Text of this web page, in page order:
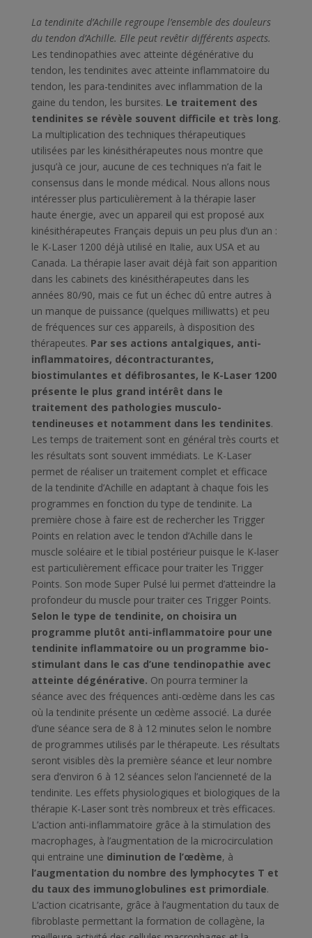
La tendinite d’Achille regroupe l’ensemble des douleurs
du tendon d’Achille. Elle peut revêtir différents aspects.
Les tendinopathies avec atteinte dégénérative du
tendon, les tendinites avec atteinte inflammatoire du
tendon, les para-tendinites avec inflammation de la
gaine du tendon, les bursites. Le traitement des
tendinites se révèle souvent difficile et très long.
La multiplication des techniques thérapeutiques
utilisées par les kinésithérapeutes nous montre que
jusqu’à ce jour, aucune de ces techniques n’a fait le
consensus dans le monde médical. Nous allons nous
intéresser plus particulièrement à la thérapie laser
haute énergie, avec un appareil qui est proposé aux
kinésithérapeutes Français depuis un peu plus d’un an :
le K-Laser 1200 déjà utilisé en Italie, aux USA et au
Canada. La thérapie laser avait déjà fait son apparition
dans les cabinets des kinésithérapeutes dans les
années 80/90, mais ce fut un échec dû entre autres à
un manque de puissance (quelques milliwatts) et peu
de fréquences sur ces appareils, à disposition des
thérapeutes. Par ses actions antalgiques, anti-
inflammatoires, décontracturantes,
biostimulantes et défibrosantes, le K-Laser 1200
présente le plus grand intérêt dans le
traitement des pathologies musculo-
tendineuses et notamment dans les tendinites.
Les temps de traitement sont en général très courts et
les résultats sont souvent immédiats. Le K-Laser
permet de réaliser un traitement complet et efficace
de la tendinite d’Achille en adaptant à chaque fois les
programmes en fonction du type de tendinite. La
première chose à faire est de rechercher les Trigger
Points en relation avec le tendon d’Achille dans le
muscle soléaire et le tibial postérieur puisque le K-laser
est particulièrement efficace pour traiter les Trigger
Points. Son mode Super Pulsé lui permet d’atteindre la
profondeur du muscle pour traiter ces Trigger Points.
Selon le type de tendinite, on choisira un
programme plutôt anti-inflammatoire pour une
tendinite inflammatoire ou un programme bio-
stimulant dans le cas d’une tendinopathie avec
atteinte dégénérative. On pourra terminer la
séance avec des fréquences anti-œdème dans les cas
où la tendinite présente un œdème associé. La durée
d’une séance sera de 8 à 12 minutes selon le nombre
de programmes utilisés par le thérapeute. Les résultats
seront visibles dès la première séance et leur nombre
sera d’environ 6 à 12 séances selon l’ancienneté de la
tendinite. Les effets physiologiques et biologiques de la
thérapie K-Laser sont très nombreux et très efficaces.
L’action anti-inflammatoire grâce à la stimulation des
macrophages, à l’augmentation de la microcirculation
qui entraine une diminution de l’œdème, à
l’augmentation du nombre des lymphocytes T et
du taux des immunoglobulines est primordiale.
L’action cicatrisante, grâce à l’augmentation du taux de
fibroblaste permettant la formation de collagène, la